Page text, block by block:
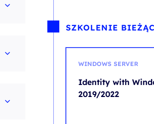
SZKOLENIE
WINDOWS SERVER
Identity with
2019/2022